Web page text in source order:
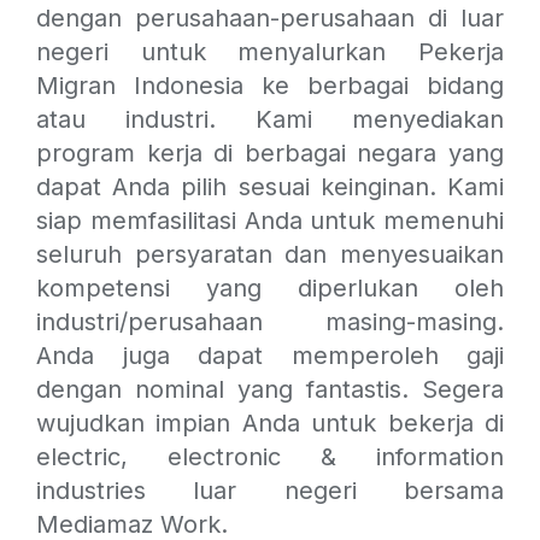
dengan perusahaan-perusahaan di luar
negeri untuk menyalurkan Pekerja
Migran Indonesia ke berbagai bidang
atau industri. Kami menyediakan
program kerja di berbagai negara yang
dapat Anda pilih sesuai keinginan. Kami
siap memfasilitasi Anda untuk memenuhi
seluruh persyaratan dan menyesuaikan
kompetensi yang diperlukan oleh
industri/perusahaan masing-masing.
Anda juga dapat memperoleh gaji
dengan nominal yang fantastis. Segera
wujudkan impian Anda untuk bekerja di
electric, electronic & information
industries luar negeri bersama
Mediamaz Work.